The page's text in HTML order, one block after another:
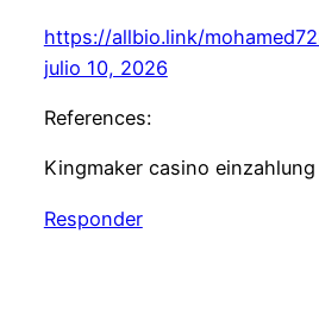
https://allbio.link/
julio 10, 2026
References:
Kingmaker casino
Responder